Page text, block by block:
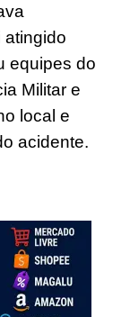
atingido
equipes do
Militar e
local e
acidente.